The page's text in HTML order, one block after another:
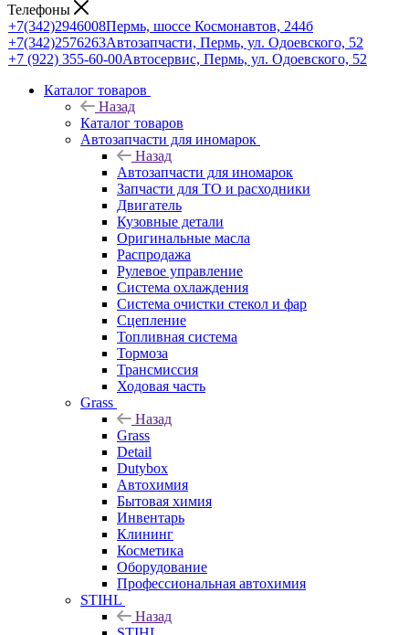
Телефоны
+7(342)2946008Пермь, шоссе Космонавтов, 244б
+7(342)2576263Автозапчасти, Пермь, ул. Одоевского, 52
+7 (922) 355-60-00Автосервис, Пермь, ул. Одоевского, 52
Каталог товаров
Назад
Каталог товаров
Автозапчасти для иномарок
Назад
Автозапчасти для иномарок
Запчасти для ТО и расходники
Двигатель
Кузовные детали
Оригинальные масла
Распродажа
Рулевое управление
Система охлаждения
Система очистки стекол и фар
Сцепление
Топливная система
Тормоза
Трансмиссия
Ходовая часть
Grass
Назад
Grass
Detail
Dutybox
Автохимия
Бытовая химия
Инвентарь
Клининг
Косметика
Оборудование
Профессиональная автохимия
STIHL
Назад